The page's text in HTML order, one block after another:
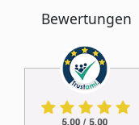
Bewertungen